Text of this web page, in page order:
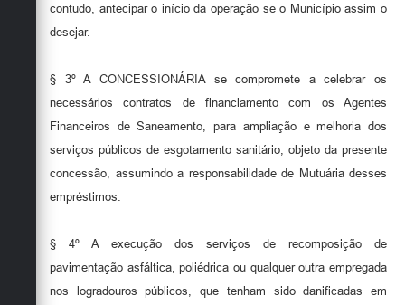
contudo, antecipar o início da operação se o Município assim o
desejar.
§ 3º A CONCESSIONÁRIA se compromete a celebrar os
necessários contratos de financiamento com os Agentes
Financeiros de Saneamento, para ampliação e melhoria dos
serviços públicos de esgotamento sanitário, objeto da presente
concessão, assumindo a responsabilidade de Mutuária desses
empréstimos.
§ 4º A execução dos serviços de recomposição de
pavimentação asfáltica, poliédrica ou qualquer outra empregada
nos logradouros públicos, que tenham sido danificadas em